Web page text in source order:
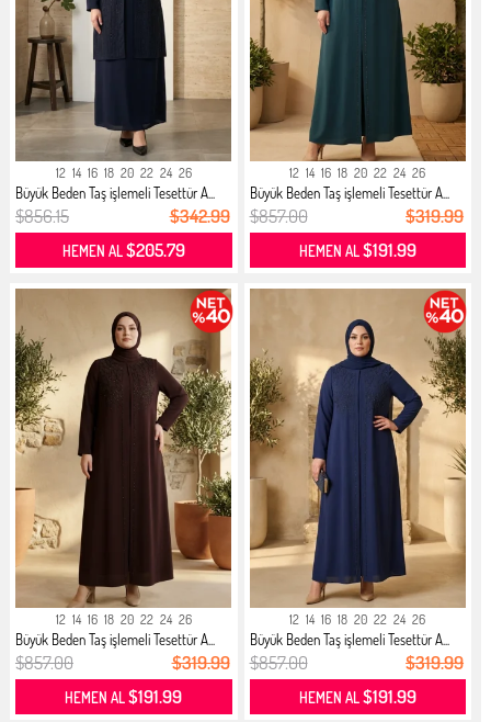
12 14 16 18 20 22 24 26
Büyük Beden Taş işlemeli Tesettür A...
$856.15 $342.99
HEMEN AL$205.79
12 14 16 18 20 22 24 26
Büyük Beden Taş işlemeli Tesettür A...
$857.00 $319.99
HEMEN AL$191.99
12 14 16 18 20 22 24 26
Büyük Beden Taş işlemeli Tesettür A...
$857.00 $319.99
HEMEN AL$191.99
12 14 16 18 20 22 24 26
Büyük Beden Taş işlemeli Tesettür A...
$857.00 $319.99
HEMEN AL$191.99